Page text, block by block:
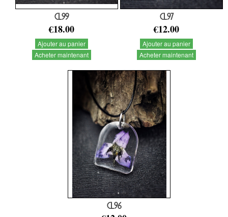
CL99
€18.00
Ajouter au panier
Acheter maintenant
CL97
€12.00
Ajouter au panier
Acheter maintenant
CL96